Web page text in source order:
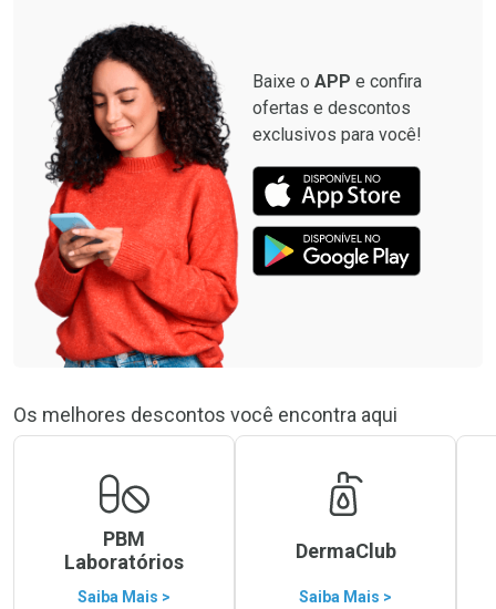
Baixe o APP e confira
ofertas e descontos
exclusivos para você!
Os melhores descontos você encontra aqui
PBM
Laboratórios
Saiba Mais >
DermaClub
Saiba Mais >